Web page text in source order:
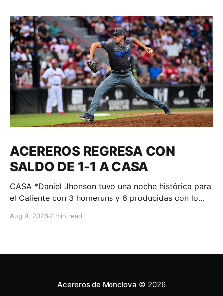
ACEREROS REGRESA CON
SALDO DE 1-1 A CASA
CASA *Daniel Jhonson tuvo una noche histórica para
el Caliente con 3 homeruns y 6 producidas con lo
agosto de 2026.- Monclova llegó a tener ventaja con
Aug 9, 2026 2 min read
Acereros de Monclova © 2026